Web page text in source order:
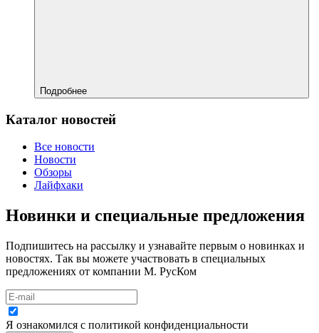
Подробнее
Каталог новостей
Все новости
Новости
Обзоры
Лайфхаки
Новинки и специальные предложения
Подпишитесь на рассылку и узнавайте первым о новинках и
новостях. Так вы можете участвовать в специальных
предложениях от компании М. РусКом
Я ознакомился с политикой конфиденциальности